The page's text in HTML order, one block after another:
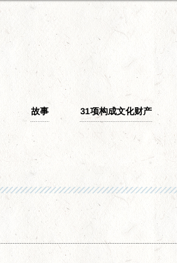
故事 31项构成文化财产